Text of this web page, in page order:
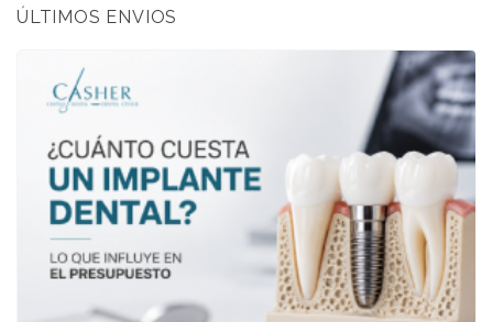
ÚLTIMOS ENVIOS